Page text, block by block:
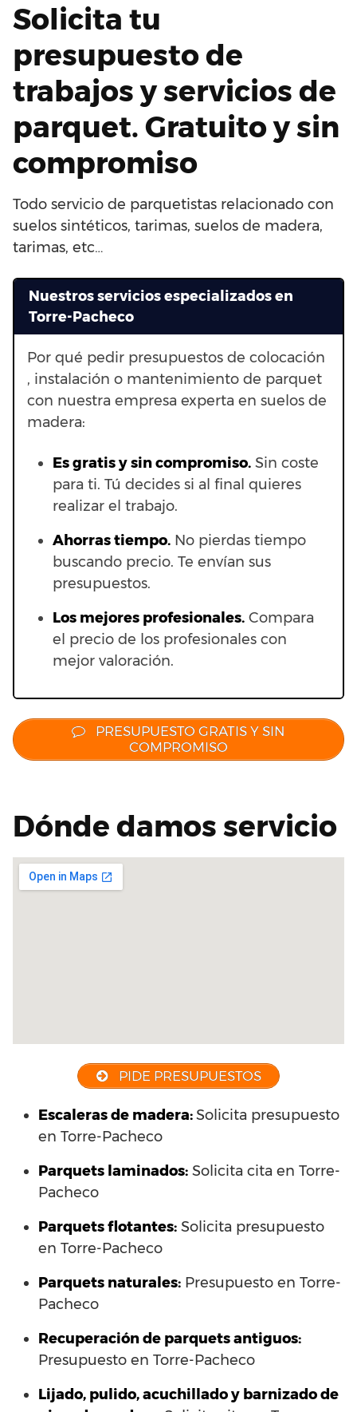
Solicita tu
presupuesto de
trabajos y servicios de
parquet. Gratuito y sin
compromiso
Todo servicio de parquetistas relacionado con
suelos sintéticos, tarimas, suelos de madera,
tarimas, etc…
Nuestros servicios especializados en
Torre-Pacheco
Por qué pedir presupuestos de colocación
, instalación o mantenimiento de parquet
con nuestra empresa experta en suelos de
madera:
Es gratis y sin compromiso. Sin coste
para ti. Tú decides si al final quieres
realizar el trabajo.
Ahorras tiempo. No pierdas tiempo
buscando precio. Te envían sus
presupuestos.
Los mejores profesionales. Compara
el precio de los profesionales con
mejor valoración.
PRESUPUESTO GRATIS Y SIN
COMPROMISO
Dónde damos servicio
PIDE PRESUPUESTOS
Escaleras de madera:Solicita presupuesto
en Torre-Pacheco
Parquets laminados: Solicita cita en Torre-
Pacheco
Parquets flotantes: Solicita presupuesto
en Torre-Pacheco
Parquets naturales: Presupuesto en Torre-
Pacheco
Recuperación de parquets antiguos:
Presupuesto en Torre-Pacheco
Lijado, pulido, acuchillado y barnizado de